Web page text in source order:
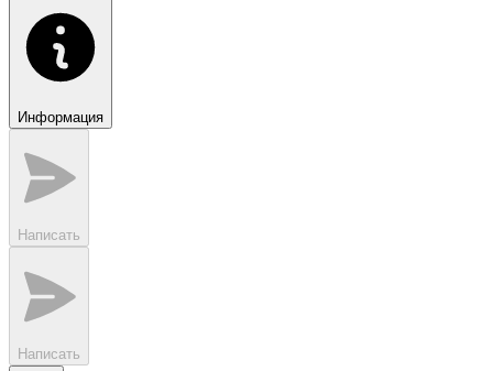
Информация
Написать
Написать